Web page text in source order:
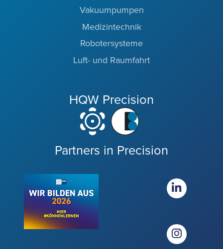
Vakuumpumpen
Medizintechnik
Robotersysteme
Luft- und Raumfahrt
HQW Precision
Partners in Precision